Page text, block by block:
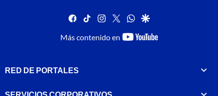
facebook
tiktok instagram
twitterwhatsapp
google
Más contenido en
youtube-
RED DE PORTALES
SERVICIOS CORPORATIVOS